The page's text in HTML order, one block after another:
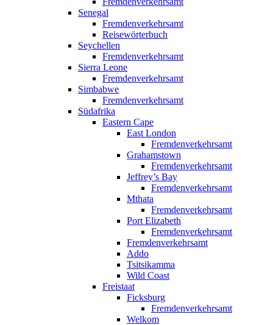
Senegal
Fremdenverkehrsamt
Reisewörterbuch
Seychellen
Fremdenverkehrsamt
Sierra Leone
Fremdenverkehrsamt
Simbabwe
Fremdenverkehrsamt
Südafrika
Eastern Cape
East London
Fremdenverkehrsamt
Grahamstown
Fremdenverkehrsamt
Jeffrey’s Bay
Fremdenverkehrsamt
Mthata
Fremdenverkehrsamt
Port Elizabeth
Fremdenverkehrsamt
Fremdenverkehrsamt
Addo
Tsitsikamma
Wild Coast
Freistaat
Ficksburg
Fremdenverkehrsamt
Welkom